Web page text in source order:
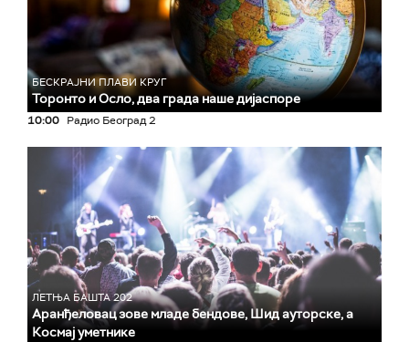
БЕСКРАЈНИ ПЛАВИ КРУГ
Торонто и Осло, два града наше дијаспоре
10:00 Радио Београд 2
ЛЕТЊА БАШТА 202
Аранђеловац зове младе бендове, Шид ауторске, а
Космај уметнике